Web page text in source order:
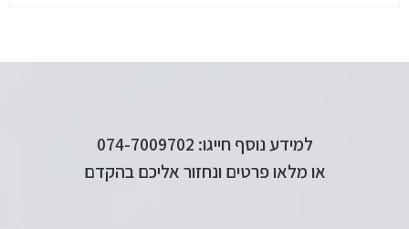
למידע נוסף חייגו: 074-7009702
או מלאו פרטים ונחזור אליכם בהקדם